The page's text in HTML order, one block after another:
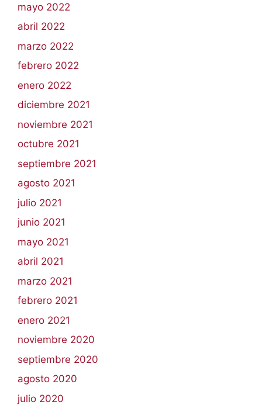
mayo 2022
abril 2022
marzo 2022
febrero 2022
enero 2022
diciembre 2021
noviembre 2021
octubre 2021
septiembre 2021
agosto 2021
julio 2021
junio 2021
mayo 2021
abril 2021
marzo 2021
febrero 2021
enero 2021
noviembre 2020
septiembre 2020
agosto 2020
julio 2020